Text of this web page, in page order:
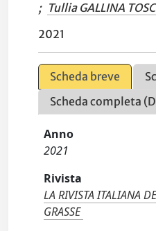
; Tullia GALLINA
2021
Scheda breve
Scheda completa
Anno
2021
Rivista
LA RIVISTA ITALIANA
GRASSE